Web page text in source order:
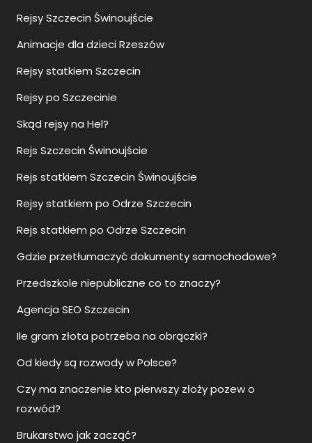
Rejsy Szczecin Świnoujście
Animacje dla dzieci Rzeszów
Rejsy statkiem Szczecin
Rejsy po Szczecinie
Skąd rejsy na Hel?
Rejs Szczecin Świnoujście
Rejs statkiem Szczecin Świnoujście
Rejsy statkiem po Odrze Szczecin
Rejs statkiem po Odrze Szczecin
Gdzie przetłumaczyć dokumenty samochodowe?
Przedszkole niepubliczne co to znaczy?
Agencja SEO Szczecin
Ile gram złota potrzeba na obrączki?
Od kiedy są rozwody w Polsce?
Czy ma znaczenie kto pierwszy złoży pozew o
rozwód?
Brukarstwo jak zacząć?